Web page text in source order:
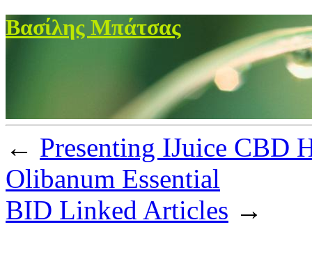
Βασίλης Μπάτσας
← Presenting IJuice CBD
Olibanum Essential
BID Linked Articles →